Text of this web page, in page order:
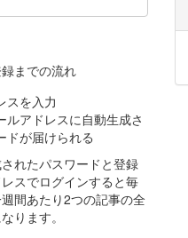
までの流れ
スを入力
ルアドレスに自動生成さ
ドが届けられる
れたパスワードと登録
スでログインすると毎
間あたり2つの記事の全
ります。